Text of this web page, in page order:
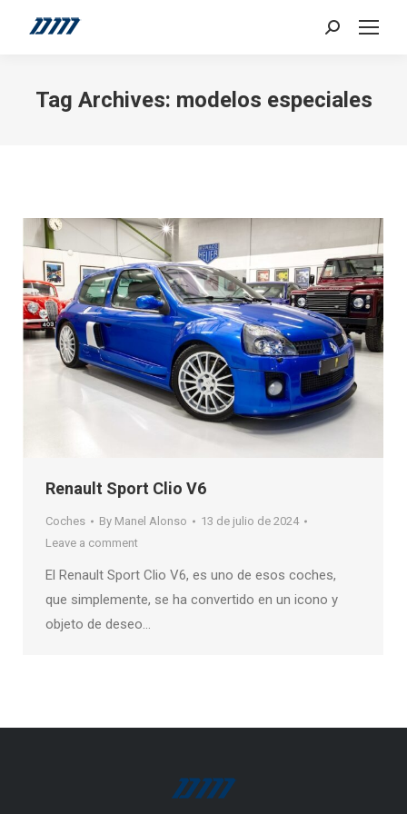
Search:
Tag Archives: modelos especiales
Renault Sport Clio V6
Coches By Manel Alonso
13 de julio de 2024
Leave a comment
El Renault Sport Clio V6, es uno de esos coches,
que simplemente, se ha convertido en un icono y
objeto de deseo…